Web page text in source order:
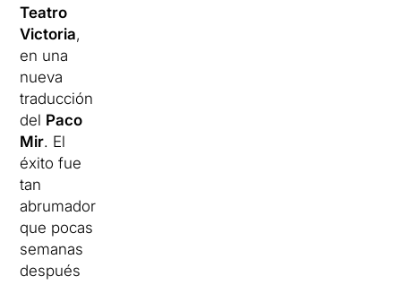
Teatro
Victoria,
en una
nueva
traducción
del Paco
Mir. El
éxito fue
tan
abrumador
que pocas
semanas
después